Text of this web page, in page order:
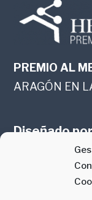
PREMIO AL
ARAGÓN EN
Diseñado
online en